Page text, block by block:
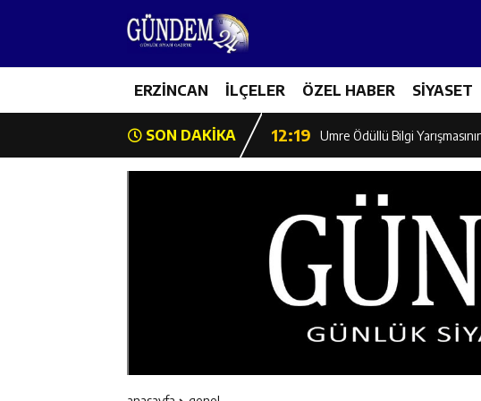
ERZİNCAN İLÇELER ÖZEL HABER SİYASET
SON DAKİKA
17:03 Erzincan Emniyeti’nden
12:19 Umre Ödüllü Bilgi
12:17 Üzümlü’de Yaz Akşamlarına
12:16 Vali Yardımcıları Canpolat
Geleceğin Hafızlarına